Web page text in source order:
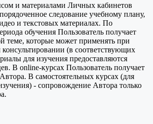
и материалами Личных кабинетов
следование учебному плану,
и текстовых материалах. По
обучения Пользователь получает
теме, которые может применять при
(в соответствующих
для изучения предоставляются
В online-курсах Пользователь получает
В самостоятельных курсах (для
- сопровождение Автора только